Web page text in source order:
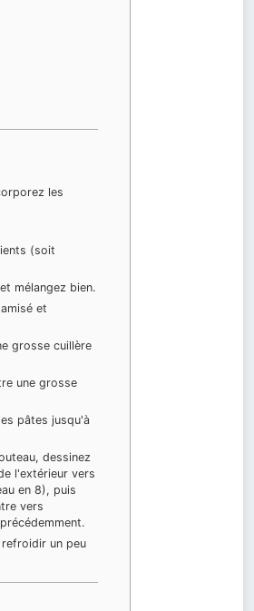
les
(soit
mélangez bien.
et
grosse cuillère
une grosse
pâtes jusqu'à
dessinez
l'extérieur vers
en 8), puis
vers
un peu